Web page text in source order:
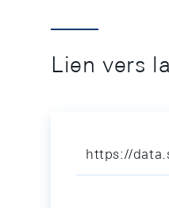
Lien vers
https://